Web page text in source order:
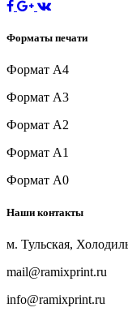
Форматы печати
Формат А4
Формат А3
Формат А2
Формат А1
Формат А0
Наши контакты
м. Тульская,
mail@ramixprint.ru
info@ramixprint.ru